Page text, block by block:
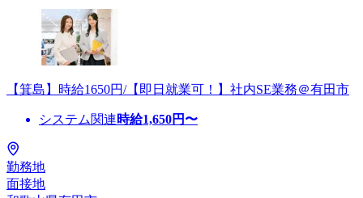
【箕島】時給1650円/【即日就業可！】社内SE業務＠有田市
システム関連時給1,650円〜
勤務地
面接地